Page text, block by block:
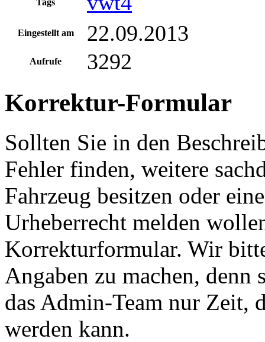
Eingestellt am 22.09.2013
Aufrufe 3292
Korrektur-Formular
Sollten Sie in den
Fehler finden, weitere
Fahrzeug besitzen oder
Urheberrecht melden
Korrekturformular. Wir
Angaben zu machen,
das Admin-Team nur Zeit,
werden kann.